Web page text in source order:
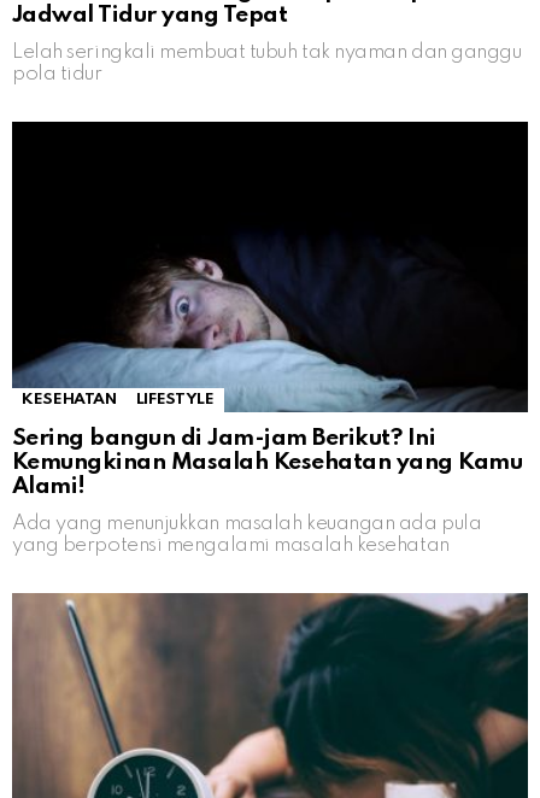
Jadwal Tidur yang Tepat
Lelah seringkali membuat tubuh tak nyaman dan ganggu
pola tidur
KESEHATAN LIFESTYLE
Sering bangun di Jam-jam Berikut? Ini
Kemungkinan Masalah Kesehatan yang Kamu
Alami!
Ada yang menunjukkan masalah keuangan ada pula
yang berpotensi mengalami masalah kesehatan